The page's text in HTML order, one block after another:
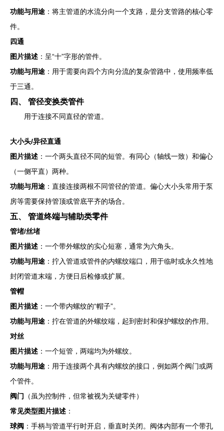
功能与用途 ：将主管道的水流分向一个支路，是分支管路的核心零
件。
四通
图片描述 ：呈“十”字形的管件。
功能与用途 ：用于需要向四个方向分流的复杂管路中，使用频率低
于三通。
四、 管径变换类管件
用于连接不同直径的管道。
大小头/异径直通
图片描述 ：一个两头直径不同的短管。有同心（轴线一致）和偏心
（一侧平直）两种。
功能与用途 ：直接连接两根不同管径的管道。偏心大小头常用于泵
房等需要保持管顶或管底平齐的场合。
五、 管道终端与辅助类零件
管堵/丝堵
图片描述 ：一个带外螺纹的实心短塞，通常为六角头。
功能与用途 ：拧入管道或管件的内螺纹端口，用于临时或永久性地
封闭管道末端，方便日后检修或扩展。
管帽
图片描述 ：一个带内螺纹的“帽子”。
功能与用途 ：拧在管道的外螺纹端，起到密封和保护螺纹的作用。
对丝
图片描述 ：一个短管，两端均为外螺纹。
功能与用途 ：用于连接两个具有内螺纹的接口，例如两个阀门或两
个管件。
阀门 （虽为控制件，但常被视为关键零件）
常见类型图片描述 ：
球阀 ：手柄与管道平行时开启，垂直时关闭。阀体内部有一个带孔